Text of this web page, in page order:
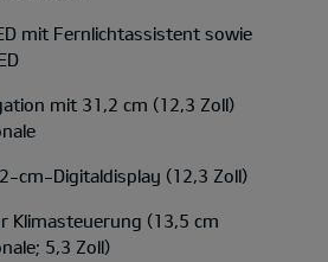
mit Fernlichtassistent sowie
mit 31,2 cm (12,3 Zoll)
cm-Digitaldisplay (12,3 Zoll)
Klimasteuerung (13,5 cm
5,3 Zoll)